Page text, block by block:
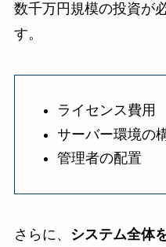
数千万円規模の投資が
す。
ライセンス費用
サーバー環境の
管理者の配置
さらに、 システム全体